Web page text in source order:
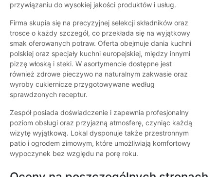
przywiązaniu do wysokiej jakości produktów i usług.
Firma skupia się na precyzyjnej selekcji składników oraz
trosce o każdy szczegół, co przekłada się na wyjątkowy
smak oferowanych potraw. Oferta obejmuje dania kuchni
polskiej oraz specjały kuchni europejskiej, między innymi
pizzę włoską i steki. W asortymencie dostępne jest
również zdrowe pieczywo na naturalnym zakwasie oraz
wyroby cukiernicze przygotowywane według
sprawdzonych receptur.
Zespół posiada doświadczenie i zapewnia profesjonalny
poziom obsługi oraz przyjazną atmosferę, czyniąc każdą
wizytę wyjątkową. Lokal dysponuje także przestronnym
patio i ogrodem zimowym, które umożliwiają komfortowy
wypoczynek bez względu na porę roku.